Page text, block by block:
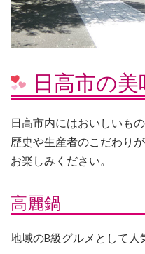
日高市の
日高市内にはおいしいもの
歴史や生産者のこだわり
お楽しみください。
高麗鍋
地域のB級グルメとして人